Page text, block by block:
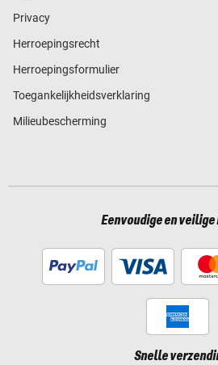
Privacy
Herroepingsrecht
Herroepingsformulier
Toegankelijkheidsverklaring
Milieubescherming
Eenvoudige en
Snelle